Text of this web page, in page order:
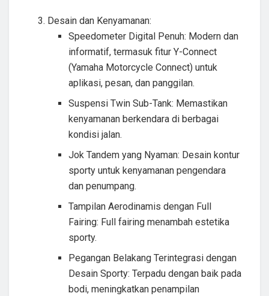
Desain dan Kenyamanan:
Speedometer Digital Penuh: Modern dan
informatif, termasuk fitur Y-Connect
(Yamaha Motorcycle Connect) untuk
aplikasi, pesan, dan panggilan.
Suspensi Twin Sub-Tank: Memastikan
kenyamanan berkendara di berbagai
kondisi jalan.
Jok Tandem yang Nyaman: Desain kontur
sporty untuk kenyamanan pengendara
dan penumpang.
Tampilan Aerodinamis dengan Full
Fairing: Full fairing menambah estetika
sporty.
Pegangan Belakang Terintegrasi dengan
Desain Sporty: Terpadu dengan baik pada
bodi, meningkatkan penampilan